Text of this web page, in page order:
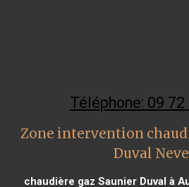
Téléphone: 09 72
Zone intervention
Duval
chaudière gaz Saunier Duval à